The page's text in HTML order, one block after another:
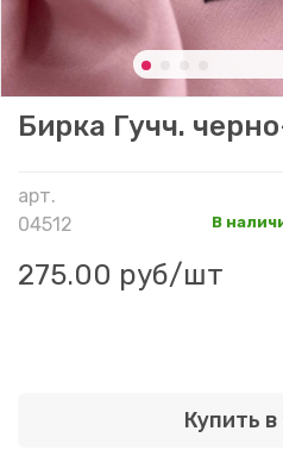
арт.
04512
В
Бирка Гучч.
275.00 руб/шт
Купить в